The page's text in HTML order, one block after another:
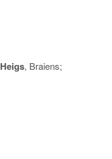
Heigs, Braiens;